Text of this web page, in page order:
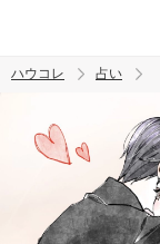
トレンド ワード
ハウコレ 占い